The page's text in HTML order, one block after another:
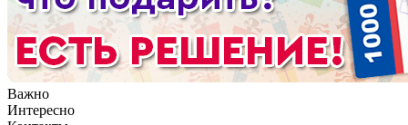
Важно
Интересно